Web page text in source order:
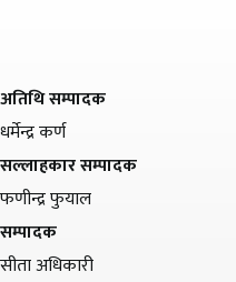
अतिथि सम्पादक
धर्मेन्द्र कर्ण
सल्लाहकार सम्पादक
फणीन्द्र फुयाल
सम्पादक
सीता अधिकारी